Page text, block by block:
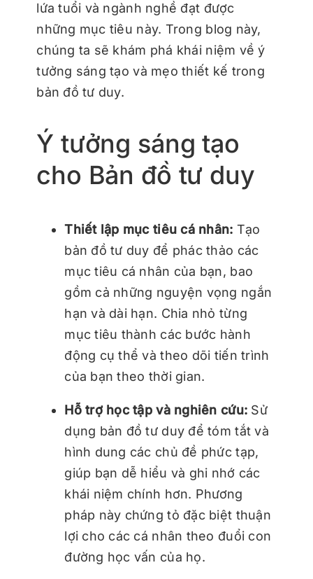
lứa tuổi và ngành nghề đạt được
những mục tiêu này. Trong blog này,
chúng ta sẽ khám phá khái niệm về ý
tưởng sáng tạo và mẹo thiết kế trong
bản đồ tư duy.
Ý tưởng sáng tạo
cho Bản đồ tư duy
Thiết lập mục tiêu cá nhân: Tạo
bản đồ tư duy để phác thảo các
mục tiêu cá nhân của bạn, bao
gồm cả những nguyện vọng ngắn
hạn và dài hạn. Chia nhỏ từng
mục tiêu thành các bước hành
động cụ thể và theo dõi tiến trình
của bạn theo thời gian.
Hỗ trợ học tập và nghiên cứu: Sử
dụng bản đồ tư duy để tóm tắt và
hình dung các chủ đề phức tạp,
giúp bạn dễ hiểu và ghi nhớ các
khái niệm chính hơn. Phương
pháp này chứng tỏ đặc biệt thuận
lợi cho các cá nhân theo đuổi con
đường học vấn của họ.